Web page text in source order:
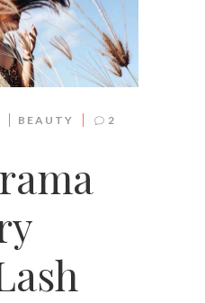
BEAUTY
2